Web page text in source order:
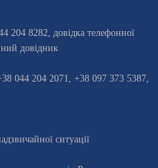
204 8282 , довiдка телефонної
довідник
044 204 2071, +38 097 373 5387,
ситуації